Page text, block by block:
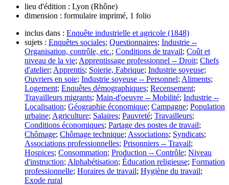
lieu d'édition : Lyon (Rhône)
dimension : formulaire imprimé, 1 folio
inclus dans : Enquête industrielle et agricole (1848)
sujets : Enquêtes sociales; Questionnaires; Industrie --
Organisation, contrôle, etc.; Conditions de travail; Coût et
niveau de la vie; Apprentissage professionnel -- Droit; Chefs
d'atelier; Apprentis; Soierie, Fabrique; Industrie soyeuse;
Ouvriers en soie; Industrie soyeuse -- Personnel; Aliments;
Logement; Enquêtes démographiques; Recensement;
Travailleurs migrants; Main-d'oeuvre -- Mobilité; Industrie --
Localisation; Géographie économique; Campagne; Population
urbaine; Agriculture; Salaires; Pauvreté; Travailleurs;
Conditions économiques; Partage des postes de travail;
Chômage; Chômage technique; Associations; Syndicats;
Associations professionnelles; Prisonniers -- Travail;
Hospices; Consommation; Production -- Contrôle; Niveau
d'instruction; Alphabétisation; Éducation religieuse; Formation
professionnelle; Horaires de travail; Hygiène du travail;
Exode rural